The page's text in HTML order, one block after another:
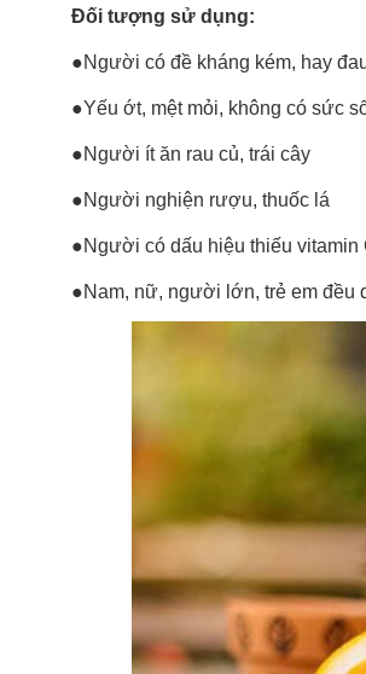
Đối tượng sử dụng:
●Người có đề kháng kém, hay
●Yếu ớt, mệt mỏi, không có sức
●Người ít ăn rau củ, trái cây
●Người nghiện rượu, thuốc lá
●Người có dấu hiệu thiếu vitamin
●Nam, nữ, người lớn, trẻ em đều